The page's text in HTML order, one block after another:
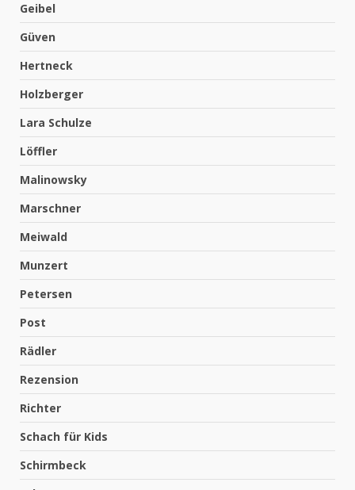
Geibel
Güven
Hertneck
Holzberger
Lara Schulze
Löffler
Malinowsky
Marschner
Meiwald
Munzert
Petersen
Post
Rädler
Rezension
Richter
Schach für Kids
Schirmbeck